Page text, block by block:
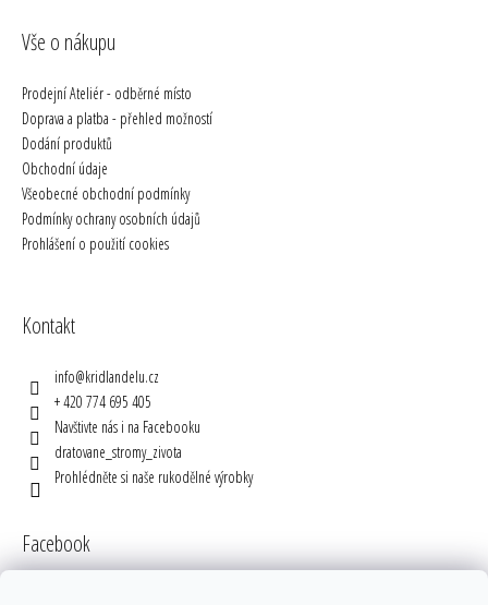
Vše o nákupu
Prodejní Ateliér - odběrné místo
Doprava a platba - přehled možností
Dodání produktů
Obchodní údaje
Všeobecné obchodní podmínky
Podmínky ochrany osobních údajů
Prohlášení o použití cookies
Kontakt
info@kridlandelu.cz
+ 420 774 695 405
Navštivte nás i na Facebooku
dratovane_stromy_zivota
Prohlédněte si naše rukodělné výrobky
Facebook